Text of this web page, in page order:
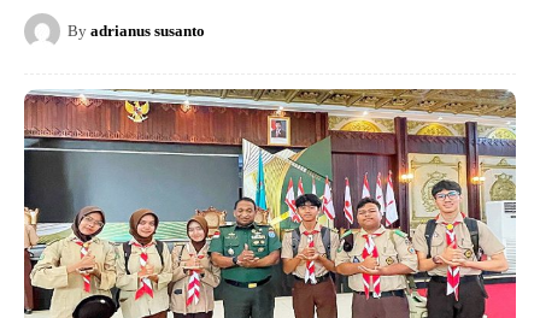
By adrianus susanto